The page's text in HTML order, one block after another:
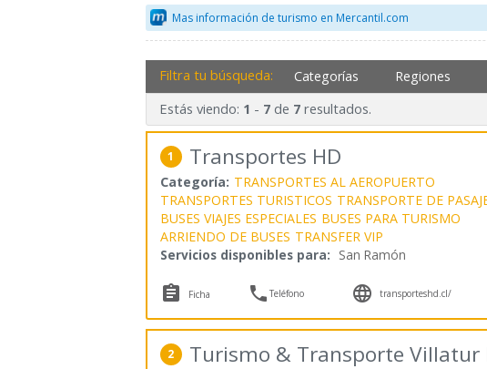
Mas información de turismo en Mercantil.com
Filtra tu búsqueda: Categorías Regiones
Estás viendo: 1 - 7de 7resultados.
1 Transportes HD
Categoría: TRANSPORTES AL AEROPUERTO
TRANSPORTES TURISTICOS TRANSPORTE DE
BUSES VIAJES ESPECIALES BUSES PARA TURISMO
ARRIENDO DE BUSES TRANSFER VIP
Servicios disponibles para: San Ramón
 Ficha Teléfono  transporteshd.cl/
2 Turismo & Transporte Villatur